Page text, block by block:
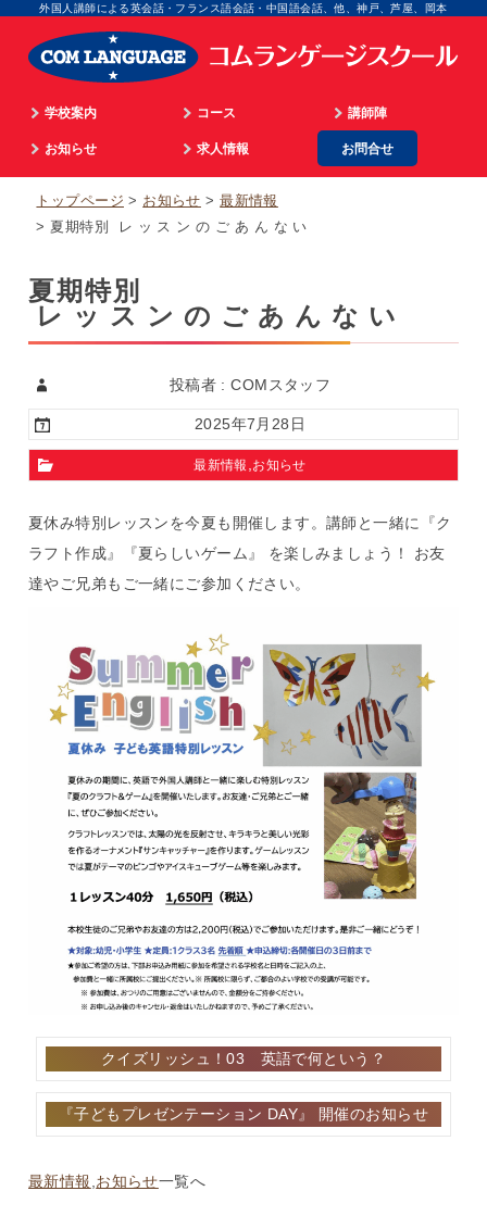
外国人講師による英会話・フランス語会話・中国語会話、他、神戸、芦屋、岡本
学校案内
学院長のご挨拶
企業情報
アクセス
個人情報取扱
コース
通学
オンライン
講師陣
英語
韓国語
お知らせ
英語ビデオレッスン
合格実績
生徒の体験談
求人情報
広告担当
外国語講師
お問合せ
トップページ お知らせ
最新情報
夏期特別 レ ッ ス ン の ご あ ん な い
夏期特別
レ ッ ス ン の ご あ ん な い
投稿者 : COMスタッフ
2025年7月28日
最新情報 お知らせ
夏休み特別レッスンを今夏も開催します。講師と一緒に『ク
ラフト作成』『夏らしいゲーム』 を楽しみましょう！ お友
達やご兄弟もご一緒にご参加ください。
投
稿
ナ
ビ
ー
シ
クイズリッシュ！03 英語で何という？
『子どもプレゼンテーション DAY』 開催のお知らせ
最新情報 お知らせ一覧へ